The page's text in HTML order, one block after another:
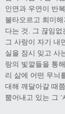
인연과 우연이 반
불타오르고 희미
다는 것. 그 끊임
그 사랑이 자기 내
실을 잠시 잊고 사
랑의 빛깔들을 통
리 삶에 어떤 무늬
대해 깨달아갈 때
뿜어내고 있는 그